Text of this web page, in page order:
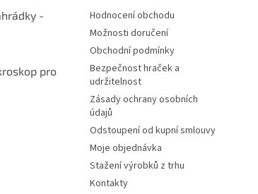
-
pro
Hodnocení obchodu
Možnosti doručení
Obchodní podmínky
Bezpečnost hraček a
udržitelnost
Zásady ochrany osobních
údajů
Odstoupení od kupní smlouvy
Moje objednávka
Stažení výrobků z trhu
Kontakty